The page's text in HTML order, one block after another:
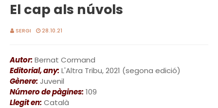
El cap als núvols
SERGI 28.10.21
Autor: Bernat Cormand
Editorial, any: L'Altra Tribu, 2021 (segona edició)
Gènere: Juvenil
Número de pàgines: 109
Llegit en: Català